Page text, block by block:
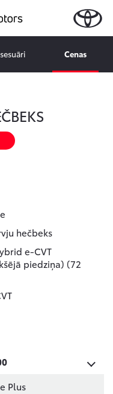
Cenas
hečbeks
e-CVT
piedziņa) (72
Plus